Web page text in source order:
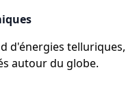
d'énergies telluriques,
autour du globe.